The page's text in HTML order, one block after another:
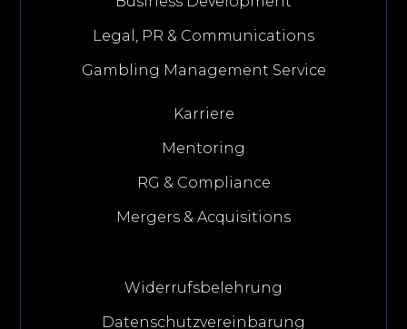
Legal, PR & Communications
Gambling Management Service
Karriere
Mentoring
RG & Compliance
Mergers & Acquisitions
Widerrufsbelehrung
Datenschutzvereinbarung